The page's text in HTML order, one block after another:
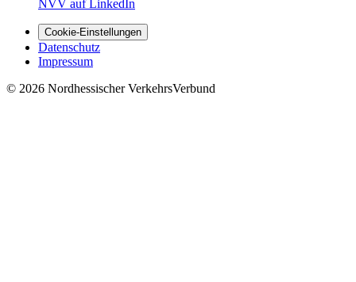
NVV auf LinkedIn
Cookie-Einstellungen
Datenschutz
Impressum
© 2026 Nordhessischer VerkehrsVerbund